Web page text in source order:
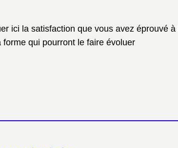
ici la satisfaction que vous avez éprouvé
qui pourront le faire évoluer